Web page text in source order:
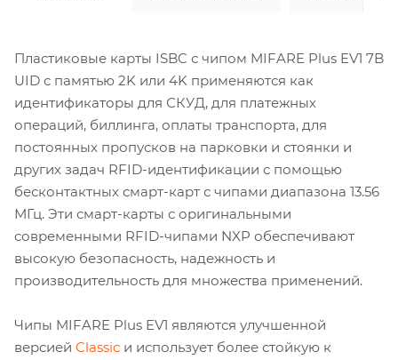
Пластиковые карты ISBC с чипом MIFARE Plus EV1 7B
UID с памятью 2K или 4K применяются как
идентификаторы для СКУД, для платежных
операций, биллинга, оплаты транспорта, для
постоянных пропусков на парковки и стоянки и
других задач RFID-идентификации с помощью
бесконтактных смарт-карт с чипами диапазона 13.56
МГц. Эти смарт-карты с оригинальными
современными RFID-чипами NXP обеспечивают
высокую безопасность, надежность и
производительность для множества применений.
Чипы MIFARE Plus EV1 являются улучшенной
версией Classic и использует более стойкую к